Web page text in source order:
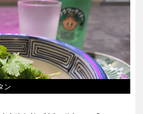
ン